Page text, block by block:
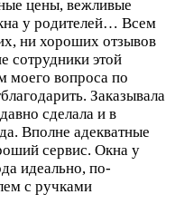
цены, вежливые
у родителей… Всем
ни хороших отзывов
сотрудники этой
моего вопроса по
Заказывала
сделала и в
Вполне адекватные
сервис. Окна у
идеально, по-
с ручками